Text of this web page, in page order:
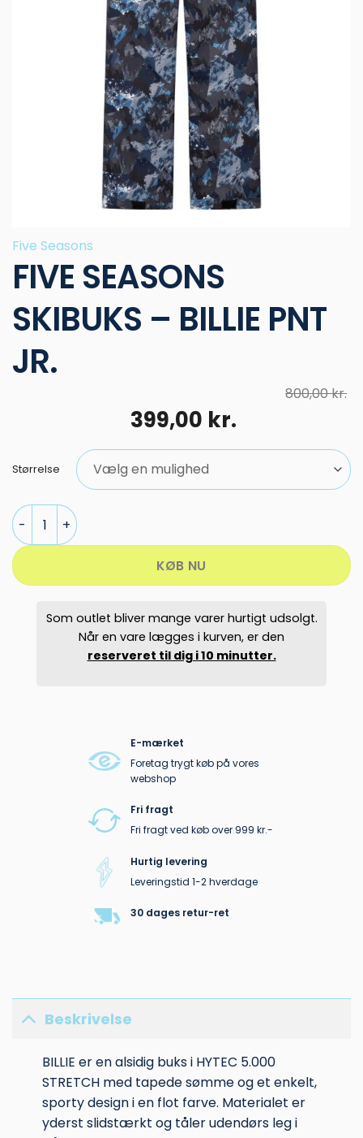
Five Seasons
FIVE SEASONS
SKIBUKS – BILLIE PNT
JR.
800,00kr.
Den
pris
var:
399,00 kr.
er:
Størrelse
Five Seasons skibuks - BILLIE PNT JR. antal
KØB NU
Som outlet bliver mange varer hurtigt udsolgt.
Når en vare lægges i kurven, er den
reserveret til dig i 10 minutter.
E-mærket
Foretag trygt køb på vores
webshop
Fri fragt
Fri fragt ved køb over 999 kr.-
Hurtig levering
Leveringstid 1-2 hverdage
30 dages retur-ret
Beskrivelse
BILLIE er en alsidig buks i HYTEC 5.000
STRETCH med tapede sømme og et enkelt,
sporty design i en flot farve. Materialet er
yderst slidstærkt og tåler udendørs leg i